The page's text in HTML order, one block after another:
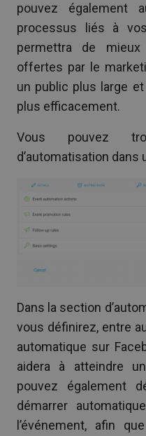
pouvez également
processus liés à
permettra de
offertes par le
un public plus large
plus efficacement.
Vous pouvez
d’automatisation dans
Dans la section
vous définirez, entre
automatique sur
aidera à atteindre
pouvez également
démarrer
l’événement, afin